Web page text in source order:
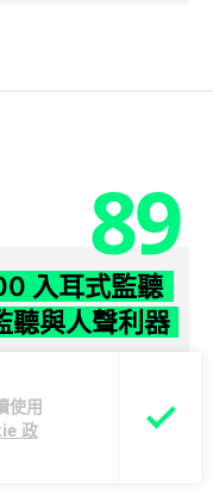
使用
政
89
入耳式監聽
聽與人聲利器
經典 MDR-7506 到
現在舞台製作者與創